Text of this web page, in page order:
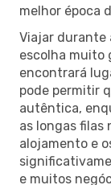
melhor época
Viajar durante
escolha muito
encontrará
pode permitir
autêntica,
as longas filas
alojamento e
e muitos